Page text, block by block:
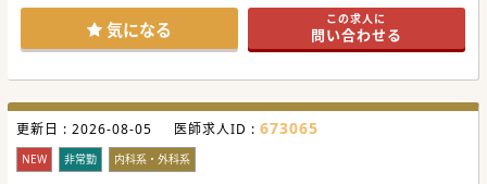
気になる この求人に
問い合わせる
更新日 : 2026-08-05 医師求人ID : 673065
NEW 非常勤 内科系・外科系